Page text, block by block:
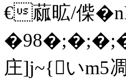
€蓏昿/偨
庄]j~{いm5